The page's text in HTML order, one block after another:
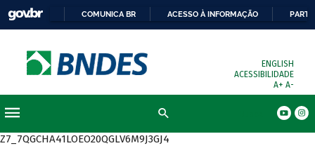
COMUNICA BR ACESSO À INFORMAÇÃO
ENGLISH
ACESSIBILIDADE
A+ A-
Z7_7QGCHA41LOEO20QGLV6M9J3GJ4